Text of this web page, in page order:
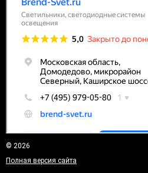
© 2026
Полная версия сайта